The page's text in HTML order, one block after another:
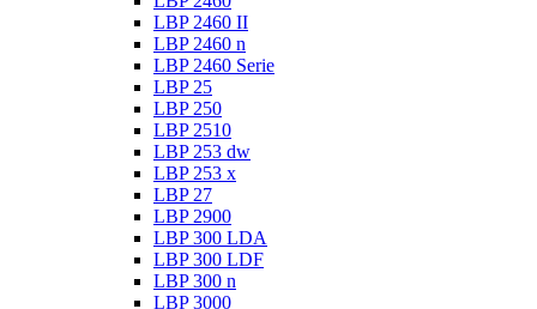
LBP 2460 II
LBP 2460 n
LBP 2460 Serie
LBP 25
LBP 250
LBP 2510
LBP 253 dw
LBP 253 x
LBP 27
LBP 2900
LBP 300 LDA
LBP 300 LDF
LBP 300 n
LBP 3000